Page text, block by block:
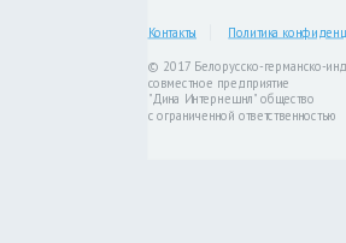
Контакты Политика
© 2017 Белорусско-германско-
совместное предприятие
"Дина Интернешнл" общество
с ограниченной ответственностью